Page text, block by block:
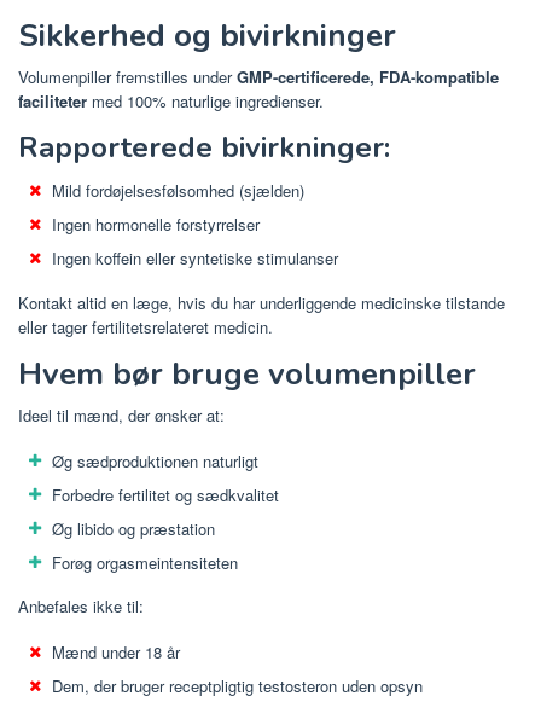
Sikkerhed og bivirkninger
Volumenpiller fremstilles underGMP-certificerede, FDA-kompatible
faciliteter med 100% naturlige ingredienser.
Rapporterede bivirkninger:
Mild fordøjelsesfølsomhed (sjælden)
Ingen hormonelle forstyrrelser
Ingen koffein eller syntetiske stimulanser
Kontakt altid en læge, hvis du har underliggende medicinske tilstande
eller tager fertilitetsrelateret medicin.
Hvem bør bruge volumenpiller
Ideel til mænd, der ønsker at:
Øg sædproduktionen naturligt
Forbedre fertilitet og sædkvalitet
Øg libido og præstation
Forøg orgasmeintensiteten
Anbefales ikke til:
Mænd under 18 år
Dem, der bruger receptpligtig testosteron uden opsyn